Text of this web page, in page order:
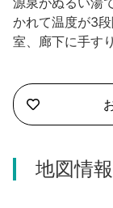
三島市
南伊豆町
函南町
西伊豆町
伊東市
宿泊・予約
AIルートプラ
かれて温度が3
室、廊下に手す
地図情報